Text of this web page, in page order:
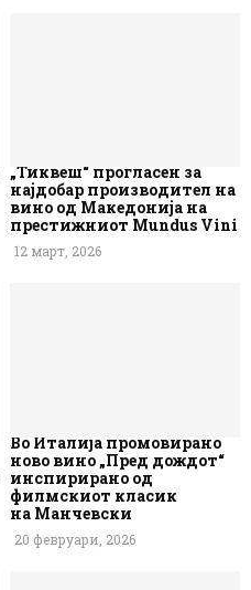
„Тиквеш“ прогласен за
најдобар производител на
вино од Македонија на
престижниот Mundus Vini
12 март, 2026
Во Италија промовирано
ново вино „Пред дождот“
инспирирано од
филмскиот класик
на Манчевски
20 февруари, 2026